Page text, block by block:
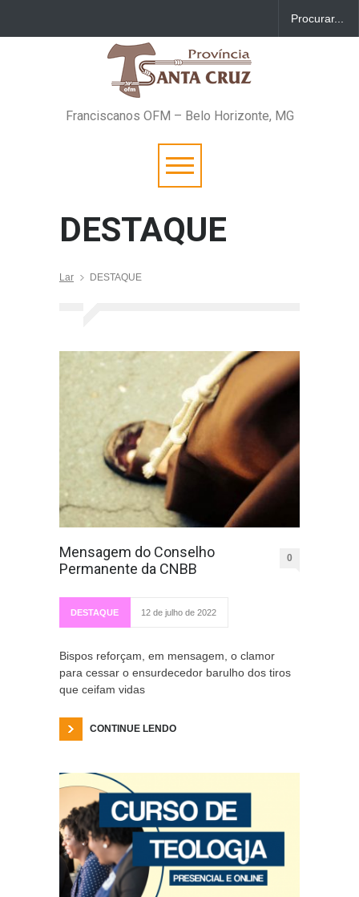
Franciscanos OFM – Belo Horizonte, MG
DESTAQUE
Lar DESTAQUE
Mensagem do Conselho
Permanente da CNBB
0
DESTAQUE 12 de julho de 2022
Bispos reforçam, em mensagem, o clamor
para cessar o ensurdecedor barulho dos tiros
que ceifam vidas
CONTINUE LENDO